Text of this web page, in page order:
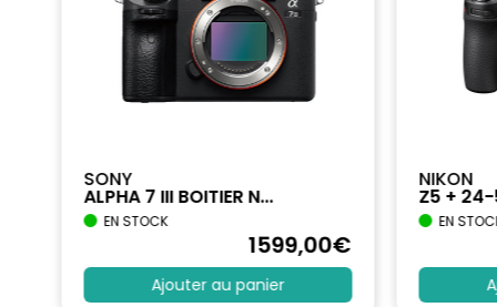
SONY
ALPHA 7 III BOITIER N...
EN STOCK
1599,00€
Ajouter au panier
NIKON
Z5 +
EN